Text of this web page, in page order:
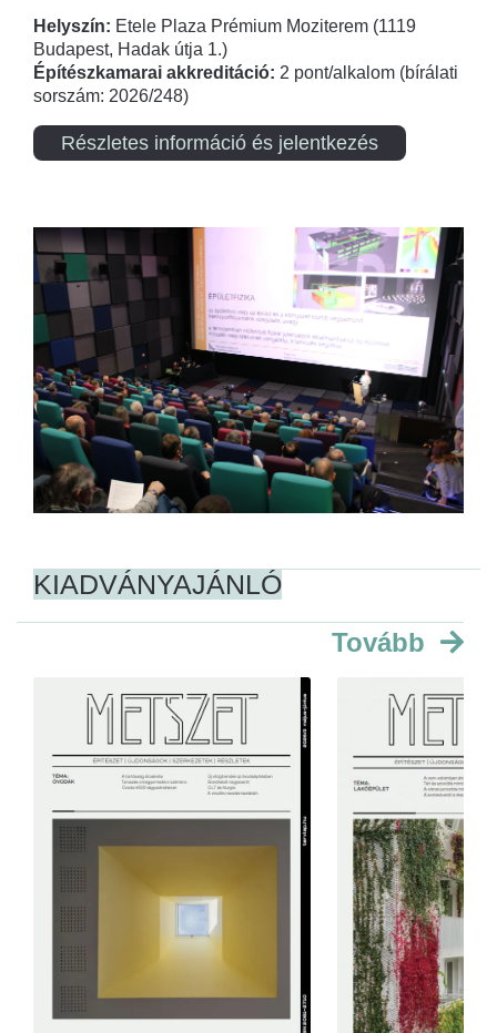
Helyszín: Etele Plaza Prémium Moziterem (1119
Budapest, Hadak útja 1.)
Építészkamarai akkreditáció: 2 pont/alkalom (bírálati
sorszám: 2026/248)
Részletes információ és jelentkezés
KIADVÁNYAJÁNLÓ
Tovább